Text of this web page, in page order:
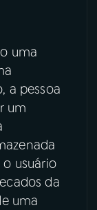
uma
a pessoa
um
usuário
da
uma